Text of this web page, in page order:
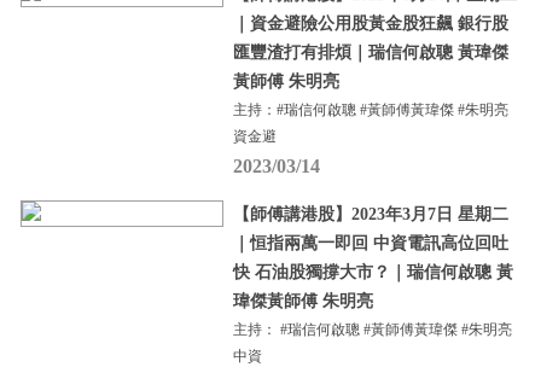
｜資金避險公用股黃金股狂飆 銀行股
匯豐渣打有排煩｜瑞信何啟聰 黃瑋傑
黃師傅 朱明亮
主持：#瑞信何啟聰 #黃師傅黃瑋傑 #朱明亮
資金避
2023/03/14
【師傅講港股】2023年3月7日 星期二
｜恒指兩萬一即回 中資電訊高位回吐
快 石油股獨撐大市？｜瑞信何啟聰 黃
瑋傑黃師傅 朱明亮
主持： #瑞信何啟聰 #黃師傅黃瑋傑 #朱明亮
中資